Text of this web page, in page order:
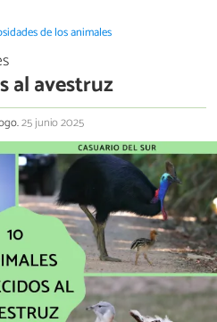
de los animales
al avestruz
25 junio 2025